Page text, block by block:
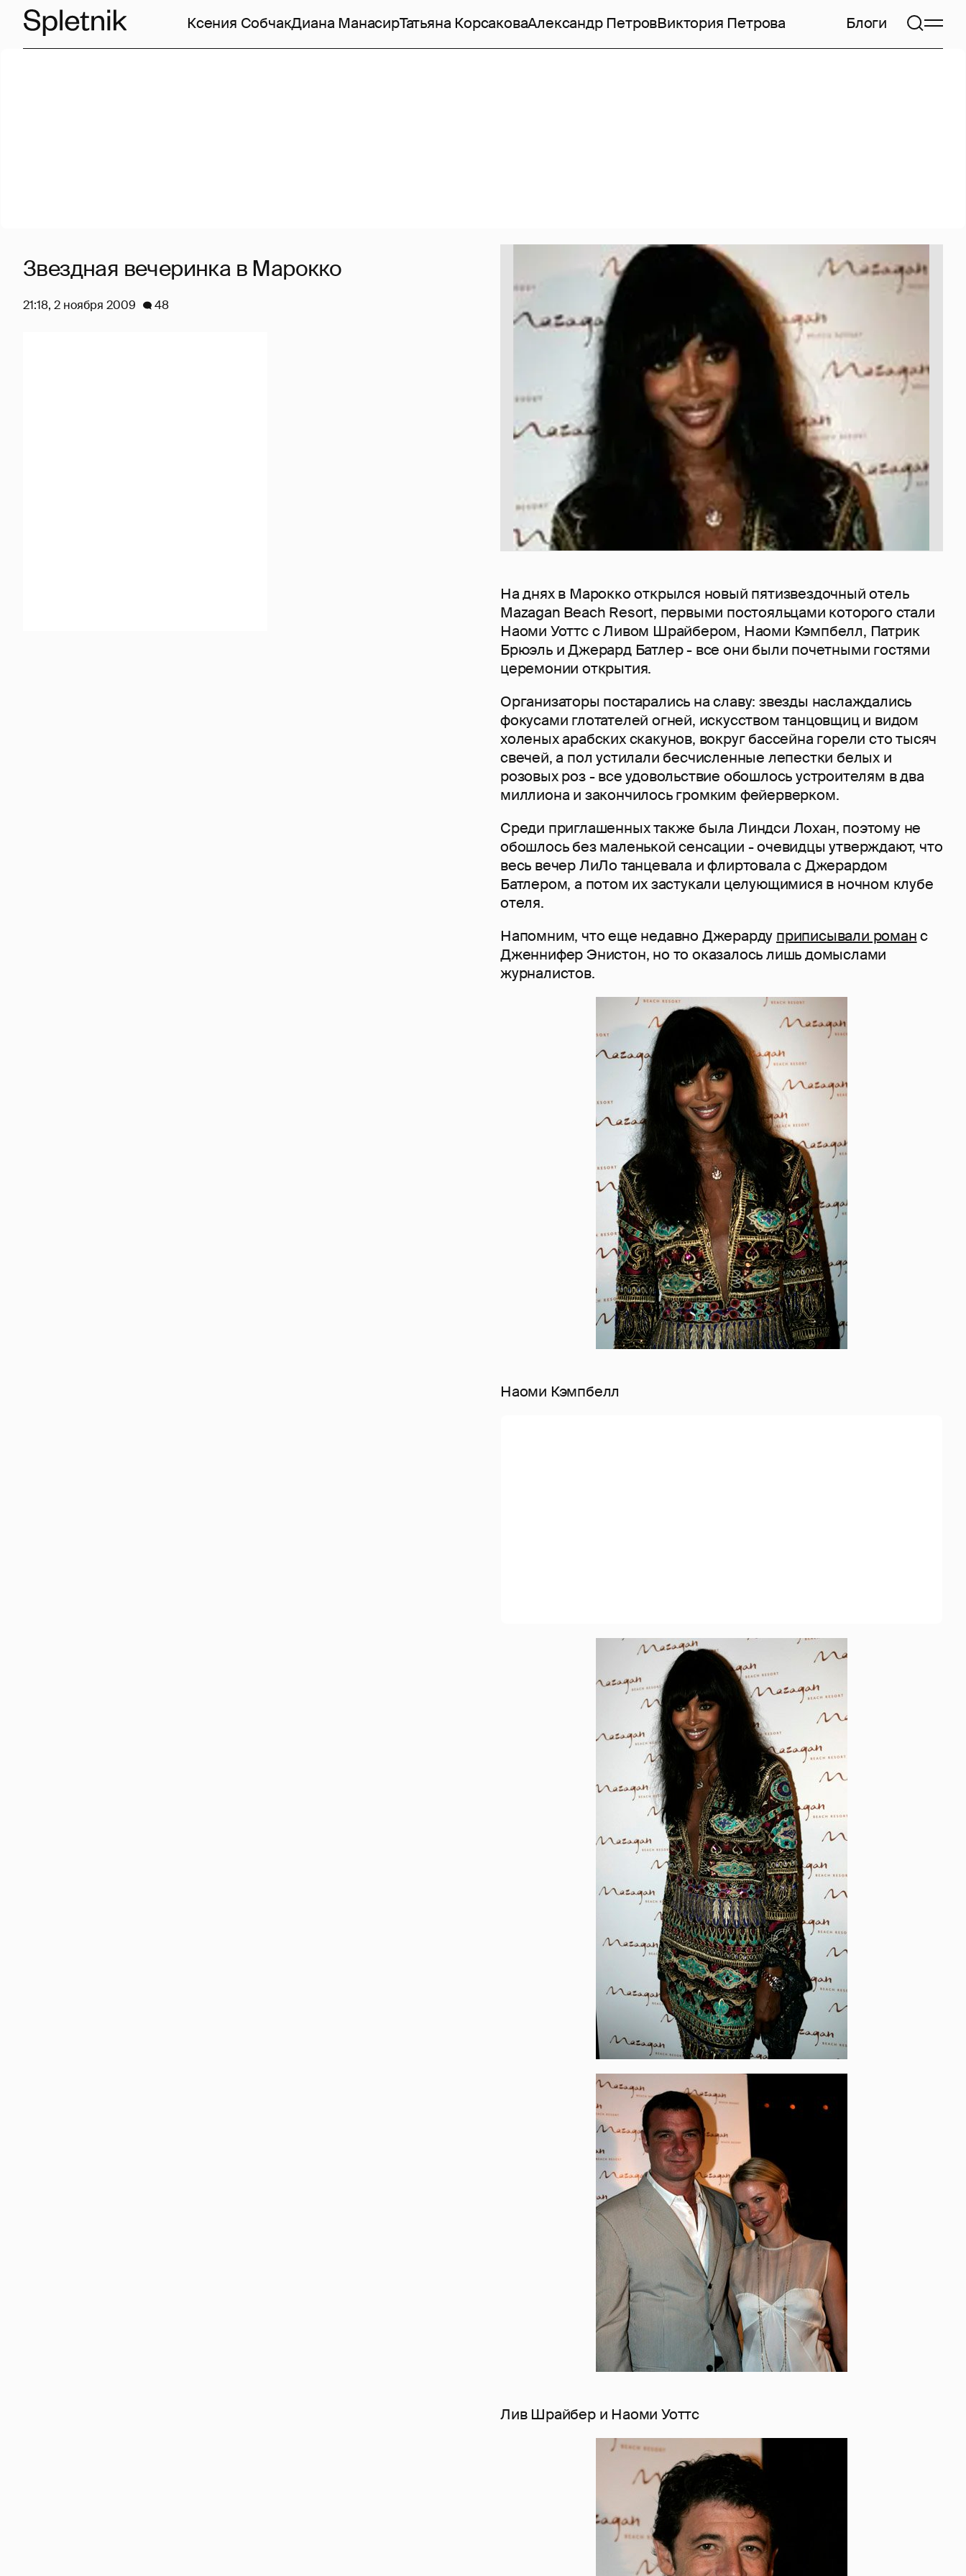
Ксения СобчакДиана МанасирТатьяна КорсаковаАлександр ПетровВиктория Петрова Блоги
На днях в Марокко открылся новый пятизвездочный отель
Mazagan Beach Resort, первыми постояльцами которого стали
Наоми Уоттс с Ливом Шрайбером, Наоми Кэмпбелл, Патрик
Брюэль и Джерард Батлер - все они были почетными гостями
церемонии открытия.
Организаторы постарались на славу: звезды наслаждались
фокусами глотателей огней, искусством танцовщиц и видом
холеных арабских скакунов, вокруг бассейна горели сто тысяч
свечей, а пол устилали бесчисленные лепестки белых и
розовых роз - все удовольствие обошлось устроителям в два
миллиона и закончилось громким фейерверком.
Среди приглашенных также была Линдси Лохан, поэтому не
обошлось без маленькой сенсации - очевидцы утверждают, что
весь вечер ЛиЛо танцевала и флиртовала с Джерардом
Батлером, а потом их застукали целующимися в ночном клубе
отеля.
Напомним, что еще недавно Джерарду приписывали романс
Дженнифер Энистон, но то оказалось лишь домыслами
журналистов.
Наоми Кэмпбелл
Лив Шрайбер и Наоми Уоттс
Звездная вечеринка в Марокко
21:18, 2 ноября 2009 48